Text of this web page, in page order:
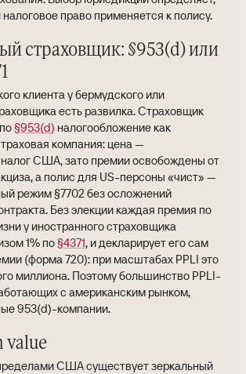
право применяется к полису.
страховщик: §953(d) или
клиента у бермудского или
есть развилка. Страховщик
§953(d) налогообложение как
компания: цена —
США, зато премии освобождены от
а полис для US-персоны «чист» —
режим §7702 без осложнений
Без элекции каждая премия по
у иностранного страховщика
1% по§4371, и декларирует его сам
(форма 720): при масштабах PPLI это
миллиона. Поэтому большинство PPLI-
с американским рынком,
953(d)-компании.
value
США существует зеркальный